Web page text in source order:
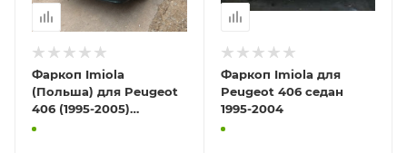
Фаркоп Imiola
(Польша) для Peugeot
406 (1995-2005)
«универсал»
Фаркоп Imiola для
Peugeot 406 седан
1995-2004